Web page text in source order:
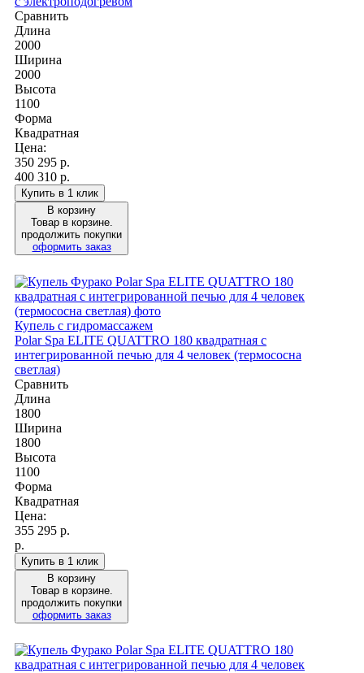
Сравнить
Длина
2000
Ширина
2000
Высота
1100
Форма
Квадратная
Цена:
350 295 р.
400 310 р.
Купить в 1 клик
В корзину
Товар в корзине.
продолжить покупки
оформить заказ
Купель с гидромассажем
Polar Spa ELITE QUATTRO 180 квадратная с
интегрированной печью для 4 человек (термососна
светлая)
Сравнить
Длина
1800
Ширина
1800
Высота
1100
Форма
Квадратная
Цена:
355 295 р.
р.
Купить в 1 клик
В корзину
Товар в корзине.
продолжить покупки
оформить заказ